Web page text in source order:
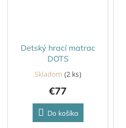
Detský hrací matrac
DOTS
Skladom (2 ks)
€77
Do košíka